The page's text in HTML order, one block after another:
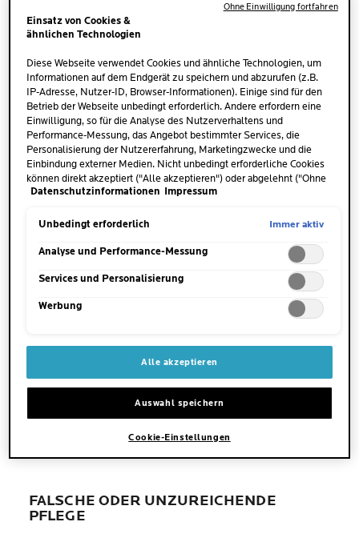
Die Haut benötigt eine Vielzahl von Vitaminen und
Mineralstoffen, um sich selbst zu regenerieren und
essenziellen Nährstoffen kann dazu führen, dass die
Haut austrocknet, an Elastizität verliert und
empfindlicher auf äußere Einflüsse reagiert.
Besonders wichtig sind:
Vitamin A ist essenziell für die Zellerneuerung
und unterstützt die Haut dabei, sich zu
Vitamin CundVitamin Ewirken als
Antioxidantien, schützen die Haut vor freien
Radikalen und helfen, Feuchtigkeit zu
speichern.
entzündungshemmend.
Omega-3-Fettsäurenunterstützen die
Lipidbarriere der Haut und verhindern
übermäßigen Feuchtigkeitsverlust.
FALSCHE ODER UNZUREICHENDE
PFLEGE
Einsatz von Cookies &
ähnlichen Technologien
Diese Webseite verwendet Cookies und ähnliche Technologien, um
Informationen auf dem Endgerät zu speichern und abzurufen (z.B.
IP-Adresse, Nutzer-ID, Browser-Informationen). Einige sind für den
Betrieb der Webseite unbedingt erforderlich. Andere erfordern eine
Einwilligung, so für die Analyse des Nutzerverhaltens und
Performance-Messung, das Angebot bestimmter Services, die
Personalisierung der Nutzererfahrung, Marketingzwecke und die
Einbindung externer Medien. Nicht unbedingt erforderliche Cookies
können direkt akzeptiert ("Alle akzeptieren") oder abgelehnt ("Ohne
Einwilligung fortfahren") werden. Individuelle Anpassungen der
speichern"). Die Auswahl kann jederzeit unter dem Link "Cookie-
unsere Datenschutzinformationen.
Datenschutzinformationen Impressum
Unbedingt erforderlich Immer aktiv
Analyse und Performance-Messung
Services und Personalisierung
Werbung
Alle akzeptieren
Auswahl speichern
Cookie-Einstellungen
Ohne Einwilligung fortfahren